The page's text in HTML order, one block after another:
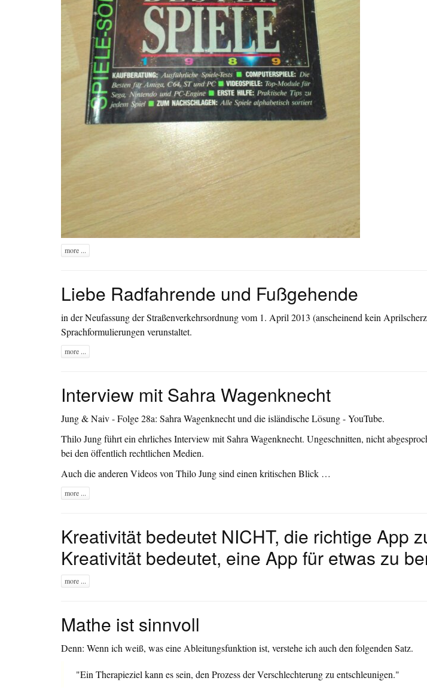
more ...
Liebe Radfahrende und Fußgehende
in derNeufassung der Straßenverkehrsordnung vom 1. April 2013 (anscheinend kein
Sprachformulierungen verunstaltet.
more ...
Interview mit Sahra Wagenknecht
Jung & Naiv - Folge 28a: Sahra Wagenknecht und die isländische Lösung - YouTube
Thilo Jung führt ein ehrliches Interview mit Sahra Wagenknecht. Ungeschnitten, nicht
bei den öffentlich rechtlichen Medien.
Auch die anderen Videos von Thilo Jung sind einen kritischen Blick …
more ...
Kreativität bedeutet NICHT, die richtige App
Kreativität bedeutet, eine App für etwas zu
more ...
Mathe ist sinnvoll
Denn: Wenn ich weiß, was eine Ableitungsfunktion ist, verstehe ich auch den folgenden Satz.
"Ein Therapieziel kann es sein, den Prozess der Verschlechterung zu entschleunigen."